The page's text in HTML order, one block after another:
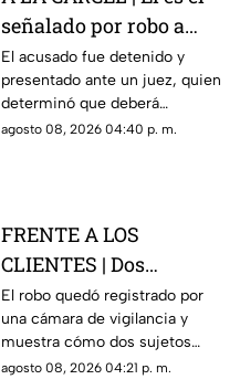
señalado por robo a
una casa en Santa Rosa
Jáuregui
El acusado fue detenido y
presentado ante un juez, quien
determinó que deberá
permanecer en prisión
agosto 08, 2026 04:40 p. m.
FRENTE A LOS
CLIENTES | Dos
hombres enc4ñonan a
conductor y se llevan
su camioneta
El robo quedó registrado por
una cámara de vigilancia y
muestra cómo dos sujetos
obligaron a un conductor y a
agosto 08, 2026 04:21 p. m.